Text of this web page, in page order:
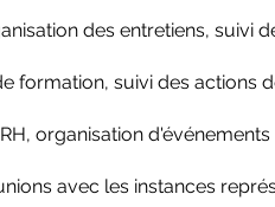
des entretiens, suivi
formation, suivi des actions
organisation d'événements
avec les instances